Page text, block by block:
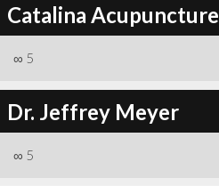
Catalina Acupuncture
∞ 5
Dr. Jeffrey Meyer
∞ 5